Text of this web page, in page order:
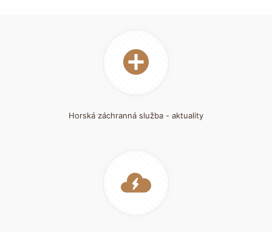
Horská záchranná služba - aktuality